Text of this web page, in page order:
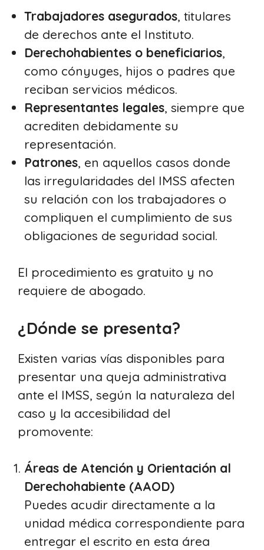
Trabajadores asegurados, titulares
de derechos ante el Instituto.
Derechohabientes o beneficiarios,
como cónyuges, hijos o padres que
reciban servicios médicos.
Representantes legales, siempre que
acrediten debidamente su
representación.
Patrones, en aquellos casos donde
las irregularidades del IMSS afecten
su relación con los trabajadores o
compliquen el cumplimiento de sus
obligaciones de seguridad social.
El procedimiento es gratuito y no
requiere de abogado.
¿Dónde se presenta?
Existen varias vías disponibles para
presentar una queja administrativa
ante el IMSS, según la naturaleza del
caso y la accesibilidad del
promovente:
Áreas de Atención y Orientación al
Derechohabiente (AAOD)
Puedes acudir directamente a la
unidad médica correspondiente para
entregar el escrito en esta área